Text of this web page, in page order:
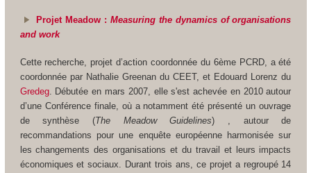
Projet Meadow :Measuring the dynamics of organisations
and work
Cette recherche, projet d’action coordonnée du 6ème PCRD, a été
coordonnée par Nathalie Greenan du CEET, et Edouard Lorenz du
Gredeg. Débutée en mars 2007, elle s'est achevée en 2010 autour
d’une Conférence finale, où a notamment été présenté un ouvrage
de synthèse (The Meadow Guidelines) , autour de
recommandations pour une enquête européenne harmonisée sur
les changements des organisations et du travail et leurs impacts
économiques et sociaux. Durant trois ans, ce projet a regroupé 14